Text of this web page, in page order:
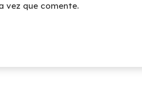
vez que comente.